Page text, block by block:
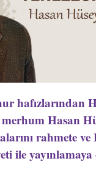
hafızlarından
Hasan
rahmete
ile